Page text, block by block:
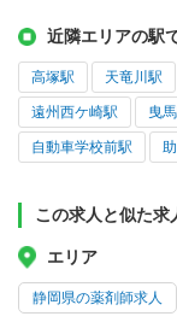
近隣エリアの駅
高塚駅 天竜川駅
遠州西ケ崎駅 曳
自動車学校前駅
この求人と似た求
エリア
静岡県の薬剤師求人